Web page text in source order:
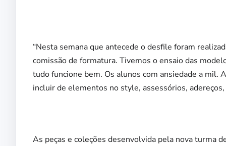
“Nesta semana que antecede o desfile foram
comissão de formatura. Tivemos o ensaio das
tudo funcione bem. Os alunos com ansiedade a mil.
incluir de elementos no style, assessórios, adereços,
As peças e coleções desenvolvida pela nova turma